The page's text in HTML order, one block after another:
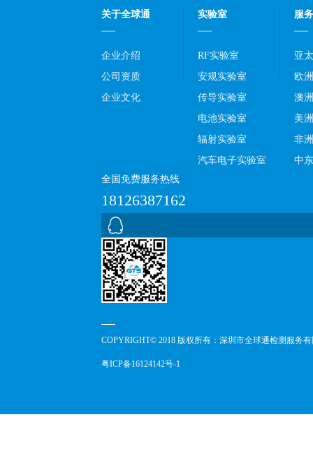
关于全球通
企业介绍
公司资质
企业文化
实验室
RF实验室
安规实验室
传导实验室
电池实验室
辐射实验室
汽车电子实验室
服
亚
欧洲
澳洲
美洲
非洲
中东
全国免费服务热线
18126387162
COPYRIGHT© 2018 版权所有：深圳市全球通检测服务
粤ICP备16124142号-1